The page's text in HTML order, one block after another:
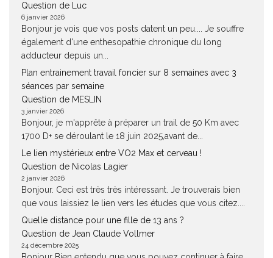
Question de Luc
6 janvier 2026
Bonjour je vois que vos posts datent un peu.... Je souffre
également d'une enthesopathie chronique du long
adducteur depuis un...
Plan entrainement travail foncier sur 8 semaines avec 3
séances par semaine
Question de MESLIN
3 janvier 2026
Bonjour, je m'apprête à préparer un trail de 50 Km avec
1700 D+ se déroulant le 18 juin 2025,avant de...
Le lien mystérieux entre VO2 Max et cerveau !
Question de Nicolas Lagier
2 janvier 2026
Bonjour. Ceci est très très intéressant. Je trouverais bien
que vous laissiez le lien vers les études que vous citez....
Quelle distance pour une fille de 13 ans ?
Question de Jean Claude Vollmer
24 décembre 2025